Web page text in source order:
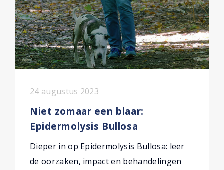
24 augustus 2023
Niet zomaar een blaar:
Epidermolysis Bullosa
Dieper in op Epidermolysis Bullosa: leer
de oorzaken, impact en behandelingen